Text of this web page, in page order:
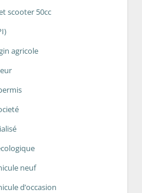
scooter 50cc
agricole
neuf
d’occasion